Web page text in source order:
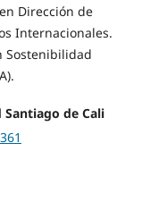
Dirección de
Internacionales.
Sostenibilidad
de Cali